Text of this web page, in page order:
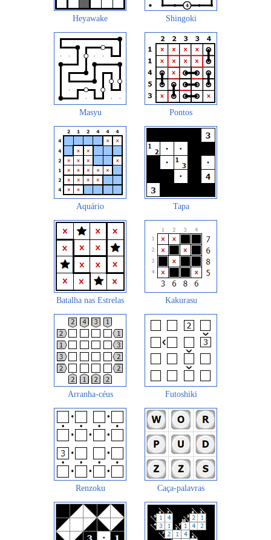
Heyawake Shingoki
Masyu Pontos
Aquário Tapa
Batalha nas Estrelas Kakurasu
Arranha-céus Futoshiki
Renzoku Caça-palavras